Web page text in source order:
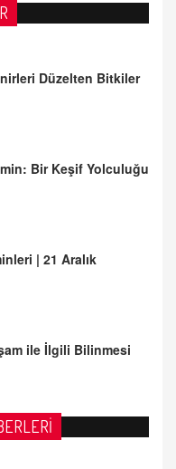
Bir Keşif Yolculuğu
| 21 Aralık
ile İlgili Bilinmesi
ve dijital hukukun